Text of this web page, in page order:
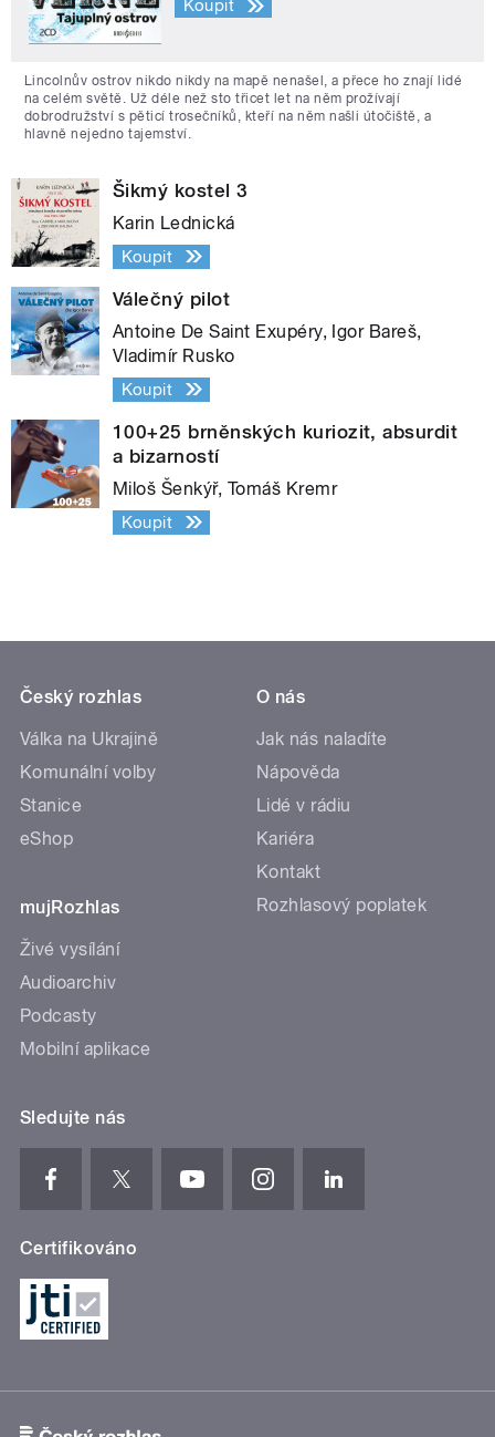
Koupit
Lincolnův ostrov nikdo nikdy na mapě nenašel, a přece ho znají lidé
na celém světě. Už déle než sto třicet let na něm prožívají
dobrodružství s pěticí trosečníků, kteří na něm našli útočiště, a
hlavně nejedno tajemství.
Šikmý kostel 3
Karin Lednická
Koupit
Válečný pilot
Antoine De Saint Exupéry, Igor Bareš,
Vladimír Rusko
Koupit
100+25 brněnských kuriozit, absurdit
a bizarností
Miloš Šenkýř, Tomáš Kremr
Koupit
Český rozhlas
Válka na Ukrajině
Komunální volby
Stanice
eShop
mujRozhlas
Živé vysílání
Audioarchiv
Podcasty
Mobilní aplikace
O nás
Jak nás naladíte
Nápověda
Lidé v rádiu
Kariéra
Kontakt
Rozhlasový poplatek
Sledujte nás
Certifikováno